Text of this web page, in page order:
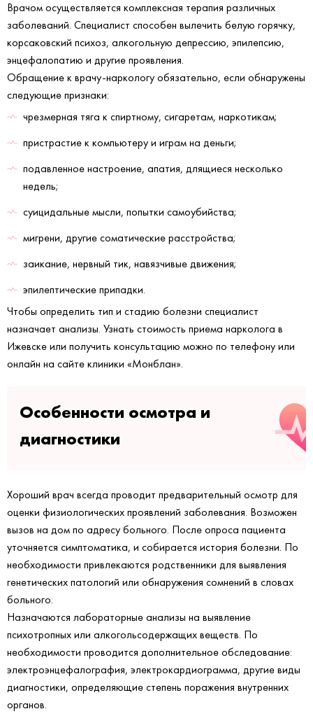
Врачом осуществляется комплексная терапия различных
заболеваний. Специалист способен вылечить белую горячку,
корсаковский психоз, алкогольную депрессию, эпилепсию,
энцефалопатию и другие проявления.
Обращение к врачу-наркологу обязательно, если обнаружены
следующие признаки:
чрезмерная тяга к спиртному, сигаретам, наркотикам;
пристрастие к компьютеру и играм на деньги;
подавленное настроение, апатия, длящиеся несколько
недель;
суицидальные мысли, попытки самоубийства;
мигрени, другие соматические расстройства;
заикание, нервный тик, навязчивые движения;
эпилептические припадки.
Чтобы определить тип и стадию болезни специалист
назначает анализы. Узнать стоимость приема нарколога в
Ижевске или получить консультацию можно по телефону или
онлайн на сайте клиники «Монблан».
Особенности осмотра и
диагностики
Хороший врач всегда проводит предварительный осмотр для
оценки физиологических проявлений заболевания. Возможен
вызов на дом по адресу больного. После опроса пациента
уточняется симптоматика, и собирается история болезни. По
необходимости привлекаются родственники для выявления
генетических патологий или обнаружения сомнений в словах
больного.
Назначаются лабораторные анализы на выявление
психотропных или алкогольсодержащих веществ. По
необходимости проводится дополнительное обследование:
электроэнцефалография, электрокардиограмма, другие виды
диагностики, определяющие степень поражения внутренних
органов.